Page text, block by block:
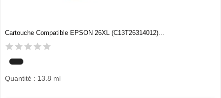
Cartouche Compatible EPSON 26XL (C13T26314012)...
Quantité : 13.8 ml